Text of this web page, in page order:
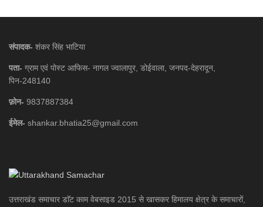
संपादक- शंकर सिंह भाटिया
पता- ग्राम एवं पोस्ट आफिस- नागल ज्वालापुर, डोईवाला, जनपद-देहरादून,
पिन-248140
फ़ोन- 9837887384
ईमेल- shankar.bhatia25@gmail.com
उत्तराखंड समाचार डाॅट काम वेबसाइड 2015 से खासकर हिमालय क्षेत्र के समाचारों,